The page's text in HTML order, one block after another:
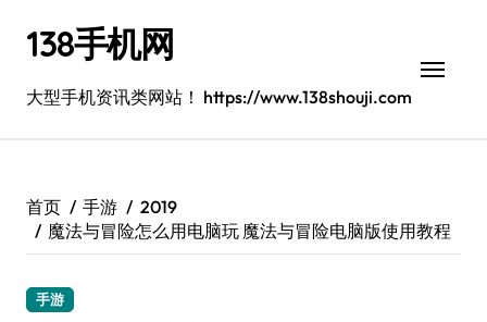
138手机网
大型手机资讯类网站！ https://www.138shouji.com
首页 手游
2019
魔法与冒险怎么用电脑玩 魔法与冒险电脑版使用教程
手游